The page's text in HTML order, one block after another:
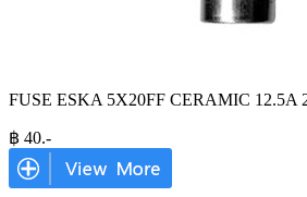
FUSE ESKA 5X20FF CERAMIC 12.5A
฿ 40.-